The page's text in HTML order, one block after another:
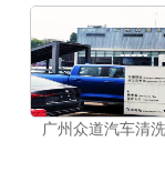
广州众道汽车清